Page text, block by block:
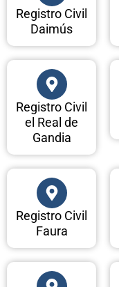
Registro Civil
Daimús
Registro Civil
el Real de
Gandia
Registro Civil
Faura